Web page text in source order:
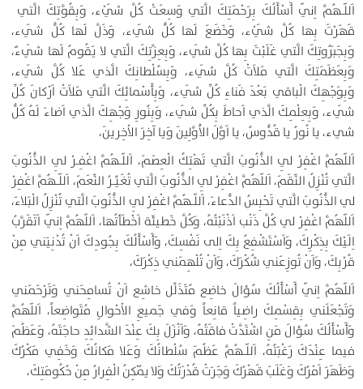
اَللّـهُمَّ اِنّي أَسْأَلُكَ بِرَحْمَتِكَ الَّتي وَسِعَتْ كُلَّ شَيْء، وَبِقُوَّتِكَ الَّتي
قَهَرْتَ بِها كُلَّ شَيْء، وَخَضَعَ لَها كُلُّ شَيء، وَذَلَّ لَها كُلُّ شَيء،
وَبِجَبَرُوتِكَ الَّتي غَلَبْتَ بِها كُلَّ شَيء، وَبِعِزَّتِكَ الَّتي لا يَقُومُ لَها شَيءٌ،
وَبِعَظَمَتِكَ الَّتي مَلاَتْ كُلَّ شَيء، وَبِسُلْطانِكَ الَّذي عَلا كُلَّ شَيء،
وَبِوَجْهِكَ الْباقي بَعْدَ فَناءِ كُلِّ شَيء، وَبِأَسْمائِكَ الَّتي مَلاَتْ اَرْكانَ كُلِّ
شَيء، وَبِعِلْمِكَ الَّذي اَحاطَ بِكُلِّ شَيء، وَبِنُورِ وَجْهِكَ الَّذي اَضاءَ لَهُ كُلُّ
شيء، يا نُورُ يا قُدُّوسُ، يا اَوَّلَ الاَْوَّلِينَ وَيا آخِرَ الاْخِرينَ،
اَللّهُمَّ اغْفِرْ لِي الذُّنُوبَ الَّتي تَهْتِكُ الْعِصَمَ، اَللّـهُمَّ اغْفِـرْ لِي الذُّنُوبَ
الَّتي تُنْزِلُ النِّقَمَ، اَللّهُمَّ اغْفِرْ لِي الذُّنُوبَ الَّتي تُغَيِّـرُ النِّعَمَ، اَللّـهُمَّ اغْفِرْ
لي الذُّنُوبَ الَّتي تَحْبِسُ الدُّعاءَ، اَللّـهُمَّ اغْفِرْ لِي الذُّنُوبَ الَّتي تُنْزِلُ الْبَلاءَ،
اَللّهُمَّ اغْفِرْ لي كُلَّ ذَنْب اَذْنَبْتُهُ، وَكُلَّ خَطيئَة اَخْطَأتُها، اَللّهُمَّ اِنّي اَتَقَرَّبُ
اِلَيْكَ بِذِكْرِكَ، وَاَسْتَشْفِعُ بِكَ اِلى نَفْسِكَ، وَأَسْأَلُكَ بِجُودِكَ اَنْ تُدْنِيَني مِنْ
قُرْبِكَ، وَاَنْ تُوزِعَني شُكْرَكَ، وَاَنْ تُلْهِمَني ذِكْرَكَ،
اَللّهُمَّ اِنّي أَسْأَلُكَ سُؤالَ خاضِع مُتَذَلِّل خاشِع اَنْ تُسامِحَني وَتَرْحَمَني
وَتَجْعَلَني بِقِسْمِكَ راضِياً قانِعاً وَفي جَميعِ الاْحْوالِ مُتَواضِعاً، اَللّهُمَّ
وَأَسْأَلُكَ سُؤالَ مَنِ اشْتَدَّتْ فاقَتُهُ، وَاَنْزَلَ بِكَ عِنْدَ الشَّدائِدِ حاجَتَهُ، وَعَظُمَ
فيما عِنْدَكَ رَغْبَتُهُ، اَللّـهُمَّ عَظُمَ سُلْطانُكَ وَعَلا مَكانُكَ وَخَفِي مَكْرُكَ
وَظَهَرَ اَمْرُكَ وَغَلَبَ قَهْرُكَ وَجَرَتْ قُدْرَتُكَ وَلا يُمْكِنُ الْفِرارُ مِنْ حُكُومَتِكَ،